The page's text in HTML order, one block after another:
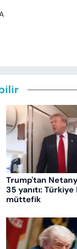
Trump'tan
35 yanıtı:
müttefik